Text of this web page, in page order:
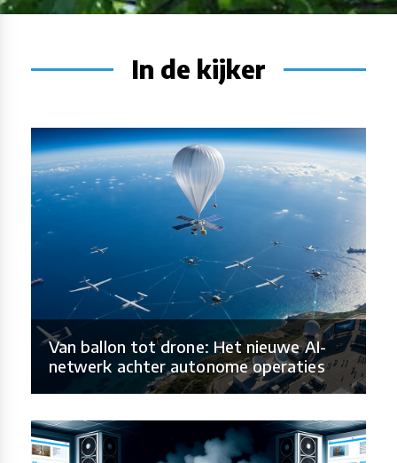
In de kijker
Van ballon tot drone: Het nieuwe AI-
netwerk achter autonome operaties